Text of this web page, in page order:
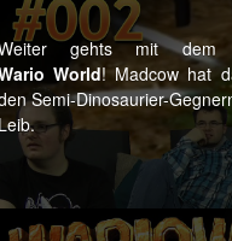
gehts mit dem
World! Madcow hat
Semi-Dinosaurier-